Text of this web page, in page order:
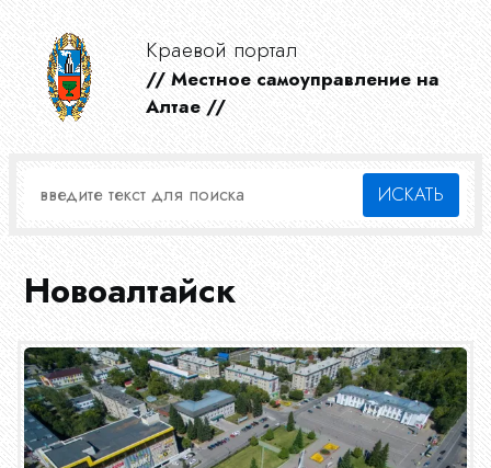
Краевой портал
// Местное самоуправление на
Алтае //
Новоалтайск